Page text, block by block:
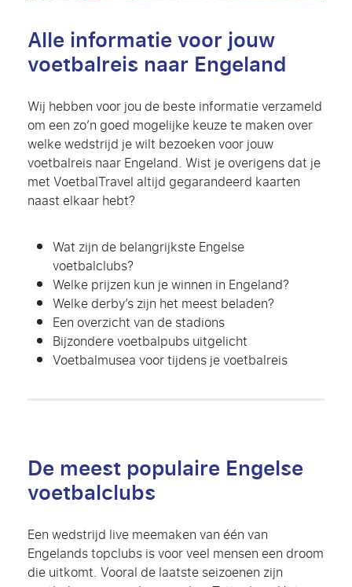
Alle informatie voor jouw
voetbalreis naar Engeland
Wij hebben voor jou de beste informatie verzameld
om een zo’n goed mogelijke keuze te maken over
welke wedstrijd je wilt bezoeken voor jouw
voetbalreis naar Engeland. Wist je overigens dat je
met VoetbalTravel altijd gegarandeerd kaarten
naast elkaar hebt?
Wat zijn de belangrijkste Engelse
voetbalclubs?
Welke prijzen kun je winnen in Engeland?
Welke derby’s zijn het meest beladen?
Een overzicht van de stadions
Bijzondere voetbalpubs uitgelicht
Voetbalmusea voor tijdens je voetbalreis
De meest populaire Engelse
voetbalclubs
Een wedstrijd live meemaken van één van
Engelands topclubs is voor veel mensen een droom
die uitkomt. Vooral de laatste seizoenen zijn